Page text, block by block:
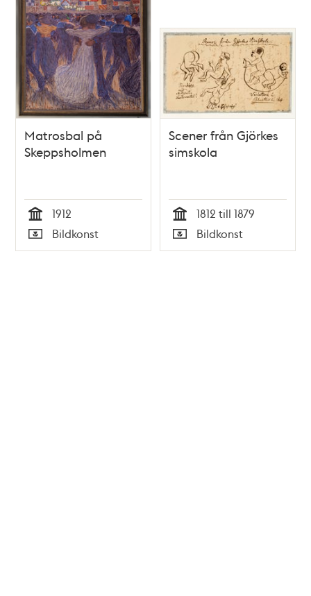
Matrosbal på
Skeppsholmen
Tid
1912
Typ
Bildkonst
Scener från Gjörkes
simskola
Tid
1812 till 1879
Typ
Bildkonst